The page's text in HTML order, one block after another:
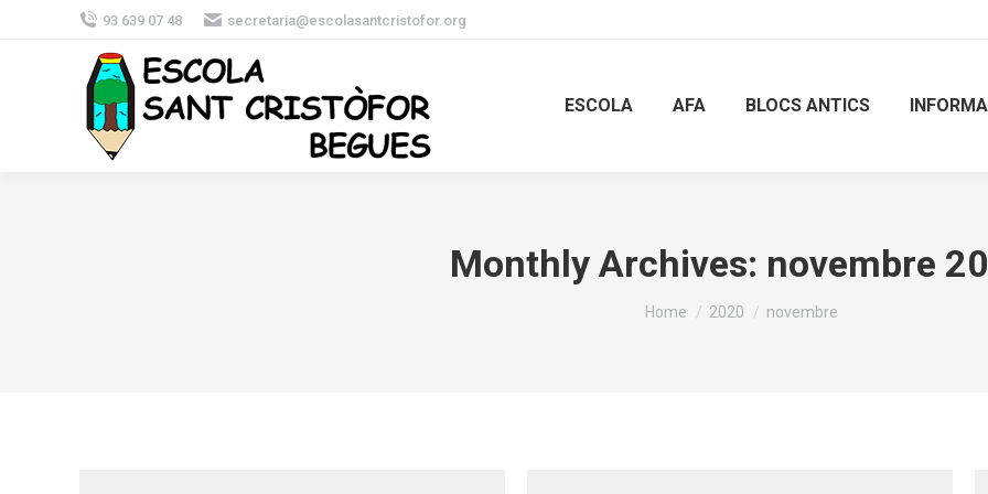
93 639 07 48 secretaria@escolasantcristofor.org
ESCOLA AFA BLOCS ANTICS
Monthly Archives: novembre
You are here:
Home 2020 novembre